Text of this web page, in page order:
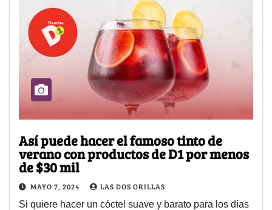
Así puede hacer el famoso tinto de
verano con productos de D1 por menos
de $30 mil
MAYO 7, 2024 LAS DOS ORILLAS
Si quiere hacer un cóctel suave y barato para los días